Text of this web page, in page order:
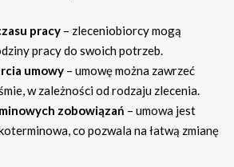
pracy – zleceniobiorcy mogą
pracy do swoich potrzeb.
umowy – umowę można zawrzeć
w zależności od rodzaju zlecenia.
zobowiązań – umowa jest
co pozwala na łatwą zmianę